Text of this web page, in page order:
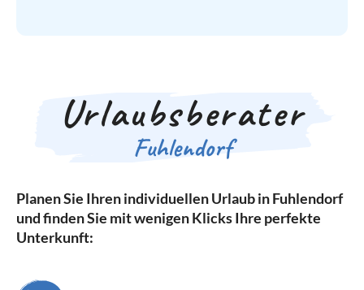
Urlaubsberater
Fuhlendorf
Planen Sie Ihren individuellen Urlaub in Fuhlendorf
und finden Sie mit wenigen Klicks Ihre perfekte
Unterkunft: